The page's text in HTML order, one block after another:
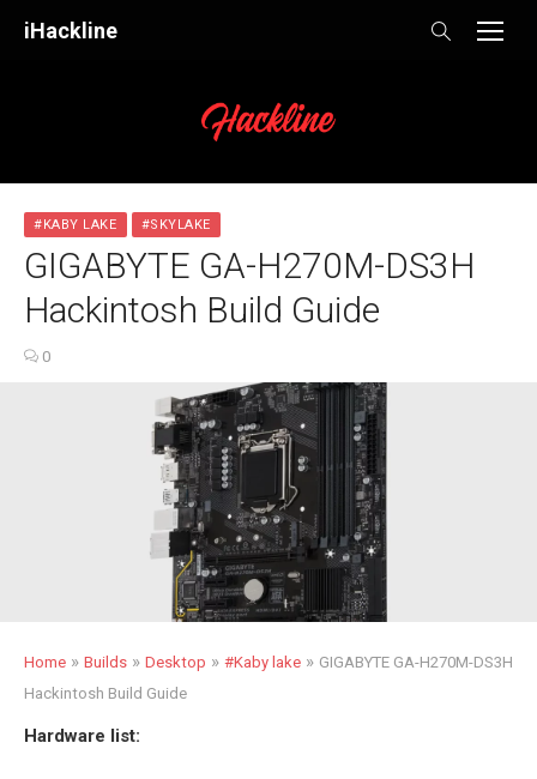
iHackline
#KABY LAKE #SKYLAKE
GIGABYTE GA-H270M-DS3H
Hackintosh Build Guide
0
Home » Builds » Desktop » #Kaby lake » GIGABYTE GA-H270M-DS3H
Hackintosh Build Guide
Hardware list: